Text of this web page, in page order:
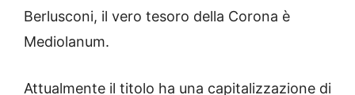
Berlusconi, il vero tesoro della Corona è
Mediolanum.
Attualmente il titolo ha una capitalizzazione di